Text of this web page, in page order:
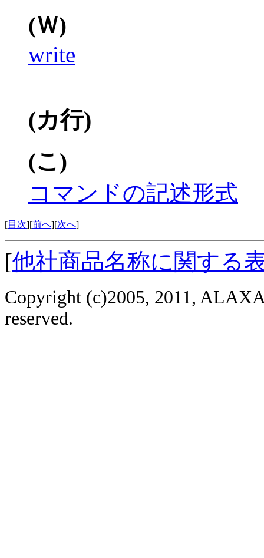
(Ｗ)
write
(カ行)
(こ)
コマンドの記述形式
[目次][前へ][次へ]
[他社商品名称に関する
Copyright (c)2005, 2011,
reserved.